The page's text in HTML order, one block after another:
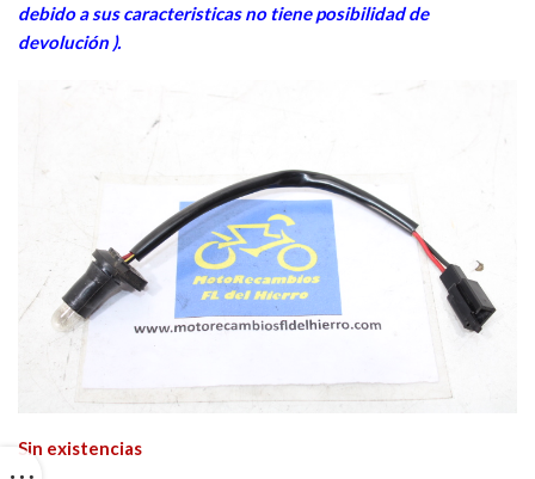
debido a sus caracteristicas no tiene posibilidad de
devolución ).
Sin existencias